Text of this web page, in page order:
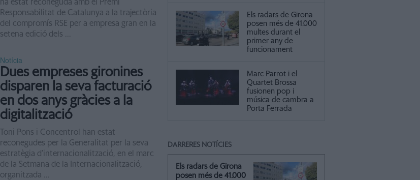
ha estat reconeguda amb el Premi
Responsabilitat de Catalunya a la trajectòria
del compromís RSE per a empresa gran en la
setena edició dels ...
Notícia
Dues empreses gironines
disparen la seva facturació
en dos anys gràcies a la
digitalització
Toni Pons i Concentrol han estat
reconegudes per la Generalitat per la seva
estratègia d’internacionalització, en el marc
de la Setmana de la Internacionalització,
organitzada ...
Els radars de Girona
posen més de 41.000
multes durant el
primer any de
funcionament
Marc Parrot i el
Quartet Brossa
fusionen pop i
música de cambra a
Porta Ferrada
DARRERES NOTÍCIES
Els radars de Girona
posen més de 41.000